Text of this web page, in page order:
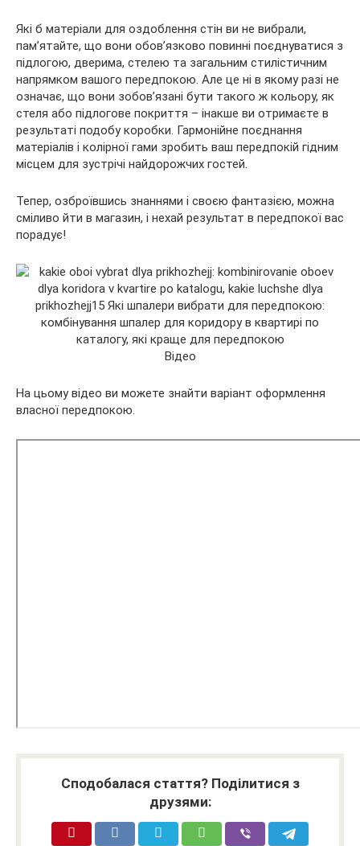
Які б матеріали для оздоблення стін ви не вибрали,
пам’ятайте, що вони обов’язково повинні поєднуватися з
підлогою, дверима, стелею та загальним стилістичним
напрямком вашого передпокою. Але це ні в якому разі не
означає, що вони зобов’язані бути такого ж кольору, як
стеля або підлогове покриття – інакше ви отримаєте в
результаті подобу коробки. Гармонійне поєднання
матеріалів і колірної гами зробить ваш передпокій гідним
місцем для зустрічі найдорожчих гостей.
Тепер, озброївшись знаннями і своєю фантазією, можна
сміливо йти в магазин, і нехай результат в передпокої вас
порадує!
Відео
На цьому відео ви можете знайти варіант оформлення
власної передпокою.
Сподобалася стаття? Поділитися з
друзями: